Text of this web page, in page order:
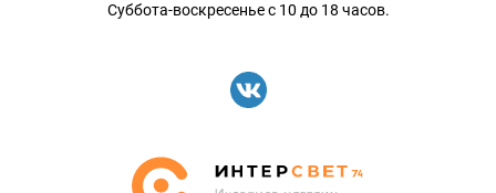
Суббота-воскресенье с 10 до 18 часов.